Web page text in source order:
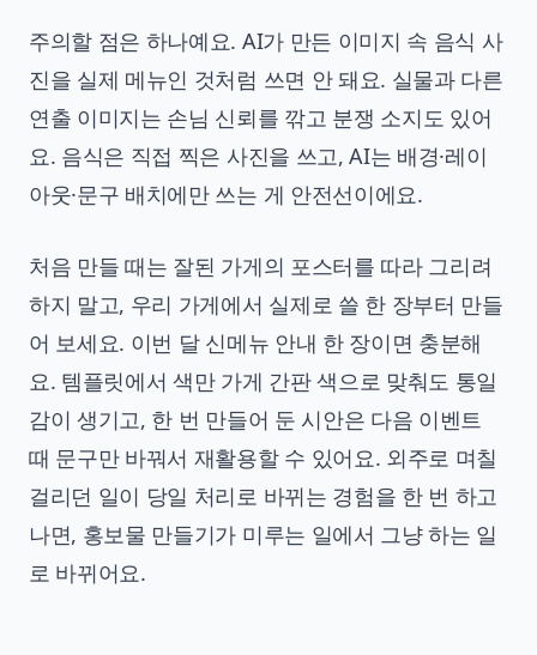
주의할 점은 하나예요. AI가 만든 이미지 속 음식 사
진을 실제 메뉴인 것처럼 쓰면 안 돼요. 실물과 다른
연출 이미지는 손님 신뢰를 깎고 분쟁 소지도 있어
요. 음식은 직접 찍은 사진을 쓰고, AI는 배경·레이
아웃·문구 배치에만 쓰는 게 안전선이에요.
처음 만들 때는 잘된 가게의 포스터를 따라 그리려
하지 말고, 우리 가게에서 실제로 쓸 한 장부터 만들
어 보세요. 이번 달 신메뉴 안내 한 장이면 충분해
요. 템플릿에서 색만 가게 간판 색으로 맞춰도 통일
감이 생기고, 한 번 만들어 둔 시안은 다음 이벤트
때 문구만 바꿔서 재활용할 수 있어요. 외주로 며칠
걸리던 일이 당일 처리로 바뀌는 경험을 한 번 하고
나면, 홍보물 만들기가 미루는 일에서 그냥 하는 일
로 바뀌어요.